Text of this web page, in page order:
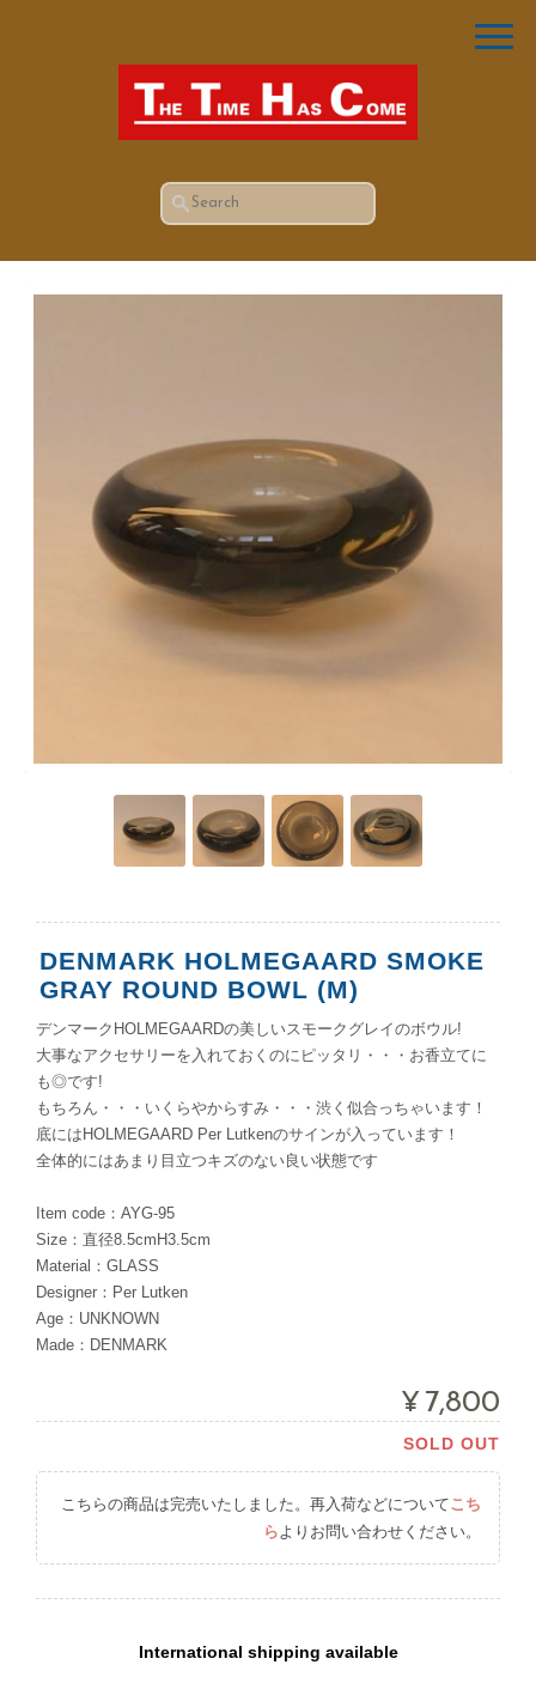
DENMARK HOLMEGAARD SMOKE
GRAY ROUND BOWL (M)
デンマークHOLMEGAARDの美しいスモークグレイのボウル!
大事なアクセサリーを入れておくのにピッタリ・・・お香立てに
も◎です!
もちろん・・・いくらやからすみ・・・渋く似合っちゃいます！
底にはHOLMEGAARD Per Lutkenのサインが入っています！
全体的にはあまり目立つキズのない良い状態です
Item code：AYG-95
Size：直径8.5cmH3.5cm
Material：GLASS
Designer：Per Lutken
Age：UNKNOWN
Made：DENMARK
¥7,800
SOLD OUT
こちらの商品は完売いたしました。再入荷などについてこち
ら よりお問い合わせください。
International shipping available